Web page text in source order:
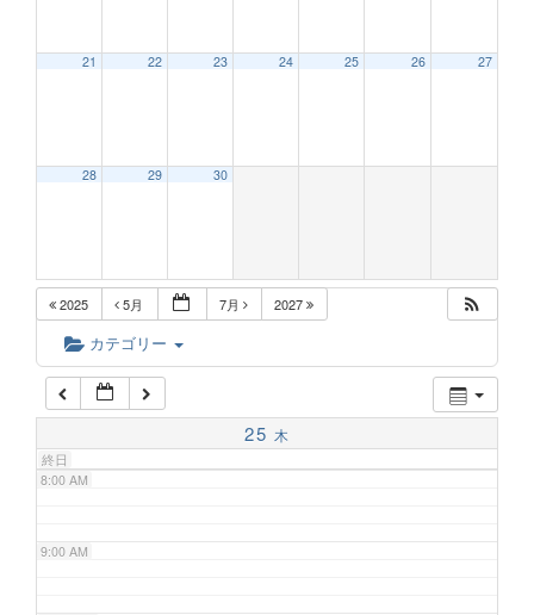
21 22 23 24 25 26 27
28 29 30
2025 5月 7月 2027
カテゴリー
25 木
終日
2:00 AM
6:00 AM
7:00 AM
8:00 AM
9:00 AM